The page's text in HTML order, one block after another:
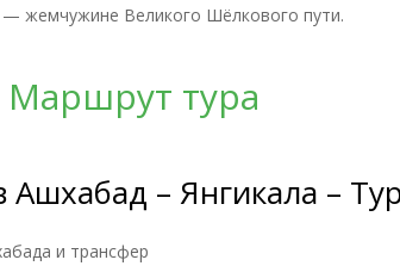
жемчужине Великого Шёлкового пути.
Маршрут тура
– Янгикала –
и трансфер